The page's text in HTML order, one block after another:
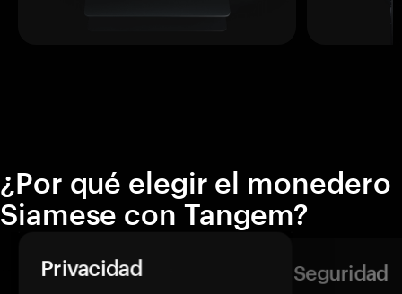
¿Por qué elegir el monedero
Siamese con Tangem?
Privacidad Seguridad